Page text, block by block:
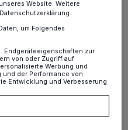
über zwei
die nur mühsam
Lesezeit
Website. Weitere
um Folgendes
Endgeräteeigenschaften zur
von oder Zugriff auf
Werbung und
der Performance von
Entwicklung und Verbesserung